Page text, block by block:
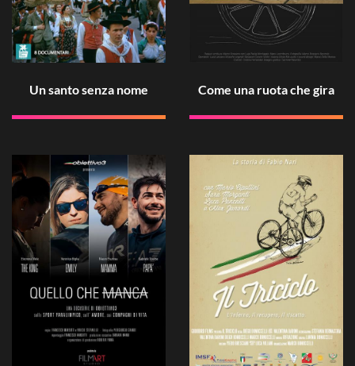
Un santo senza nome Come una ruota che gira